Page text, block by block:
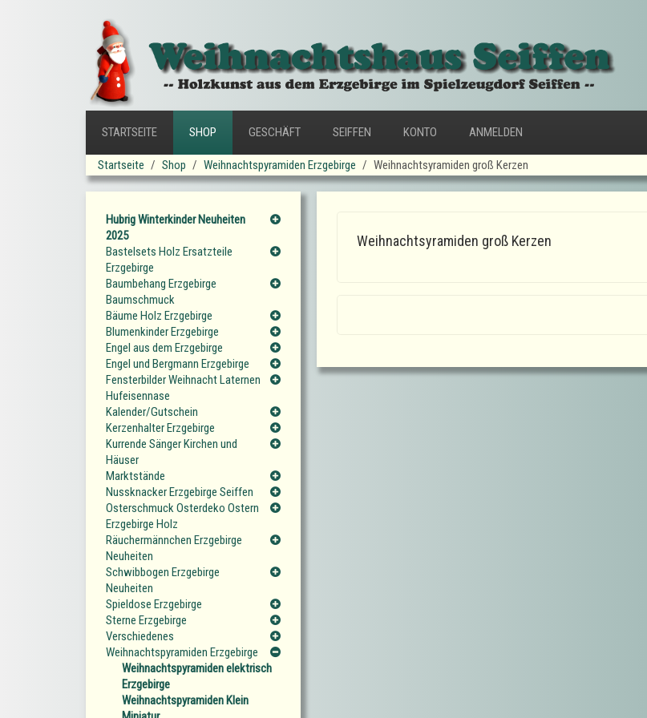
STARTSEITE SHOP GESCHÄFT SEIFFEN KONTO ANMELDEN
Startseite Shop Weihnachtspyramiden Erzgebirge Weihnachtsyramiden groß Kerzen
Weihnachtsyramiden groß Kerzen
Hubrig Winterkinder Neuheiten
2025
Bastelsets Holz Ersatzteile
Erzgebirge
Baumbehang Erzgebirge
Baumschmuck
Bäume Holz Erzgebirge
Blumenkinder Erzgebirge
Engel aus dem Erzgebirge
Engel und Bergmann Erzgebirge
Fensterbilder Weihnacht Laternen
Hufeisennase
Kalender/Gutschein
Kerzenhalter Erzgebirge
Kurrende Sänger Kirchen und
Häuser
Marktstände
Nussknacker Erzgebirge Seiffen
Osterschmuck Osterdeko Ostern
Erzgebirge Holz
Räuchermännchen Erzgebirge
Neuheiten
Schwibbogen Erzgebirge
Neuheiten
Spieldose Erzgebirge
Sterne Erzgebirge
Verschiedenes
Weihnachtspyramiden Erzgebirge
Weihnachtspyramiden elektrisch
Erzgebirge
Weihnachtspyramiden Klein